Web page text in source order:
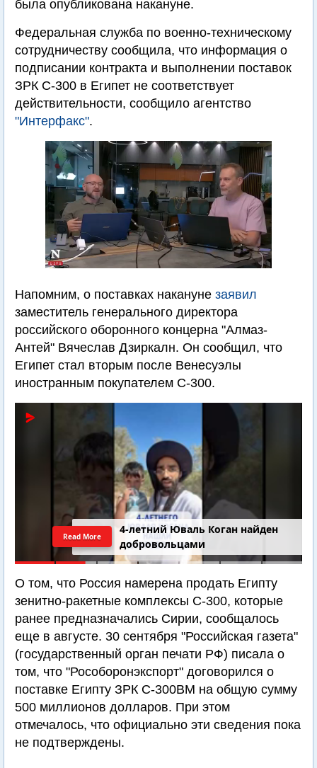
была опубликована накануне.
Федеральная служба по военно-техническому
сотрудничеству сообщила, что информация о
подписании контракта и выполнении поставок
ЗРК С-300 в Египет не соответствует
действительности, сообщило агентство
"Интерфакс".
Напомним, о поставках накануне заявил
заместитель генерального директора
российского оборонного концерна "Алмаз-
Антей" Вячеслав Дзиркалн. Он сообщил, что
Египет стал вторым после Венесуэлы
иностранным покупателем С-300.
4-летний Юваль Коган найден
добровольцами
Read More
О том, что Россия намерена продать Египту
зенитно-ракетные комплексы С-300, которые
ранее предназначались Сирии, сообщалось
еще в августе. 30 сентября "Российская газета"
(государственный орган печати РФ) писала о
том, что "Рособоронэкспорт" договорился о
поставке Египту ЗРК С-300ВМ на общую сумму
500 миллионов долларов. При этом
отмечалось, что официально эти сведения пока
не подтверждены.